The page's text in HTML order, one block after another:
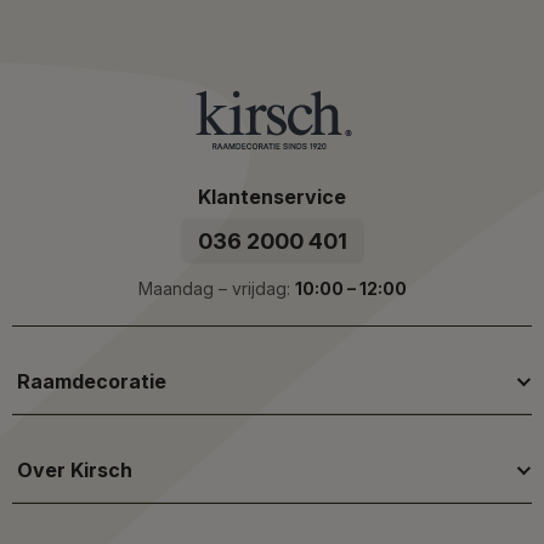
Daarnaast kunnen meerdere van onze oranje modellen
raamdecoratie worden geleverd als
, zodat je ze eenvoudig kunt bedienen via
afstandsbediening of app. Deze functie biedt extra
levendige sfeer wilt creëren.
Woonkamer:Hier voegt oranje raamdecoratie een
Klantenservice
036 2000 401
Maandag – vrijdag: 10:00 – 12:00
Raamdecoratie
Over Kirsch